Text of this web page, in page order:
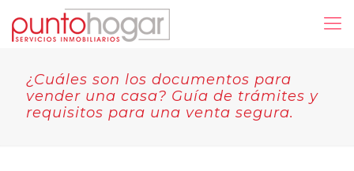
¿Cuáles son los documentos para
vender una casa? Guía de trámites y
requisitos para una venta segura.